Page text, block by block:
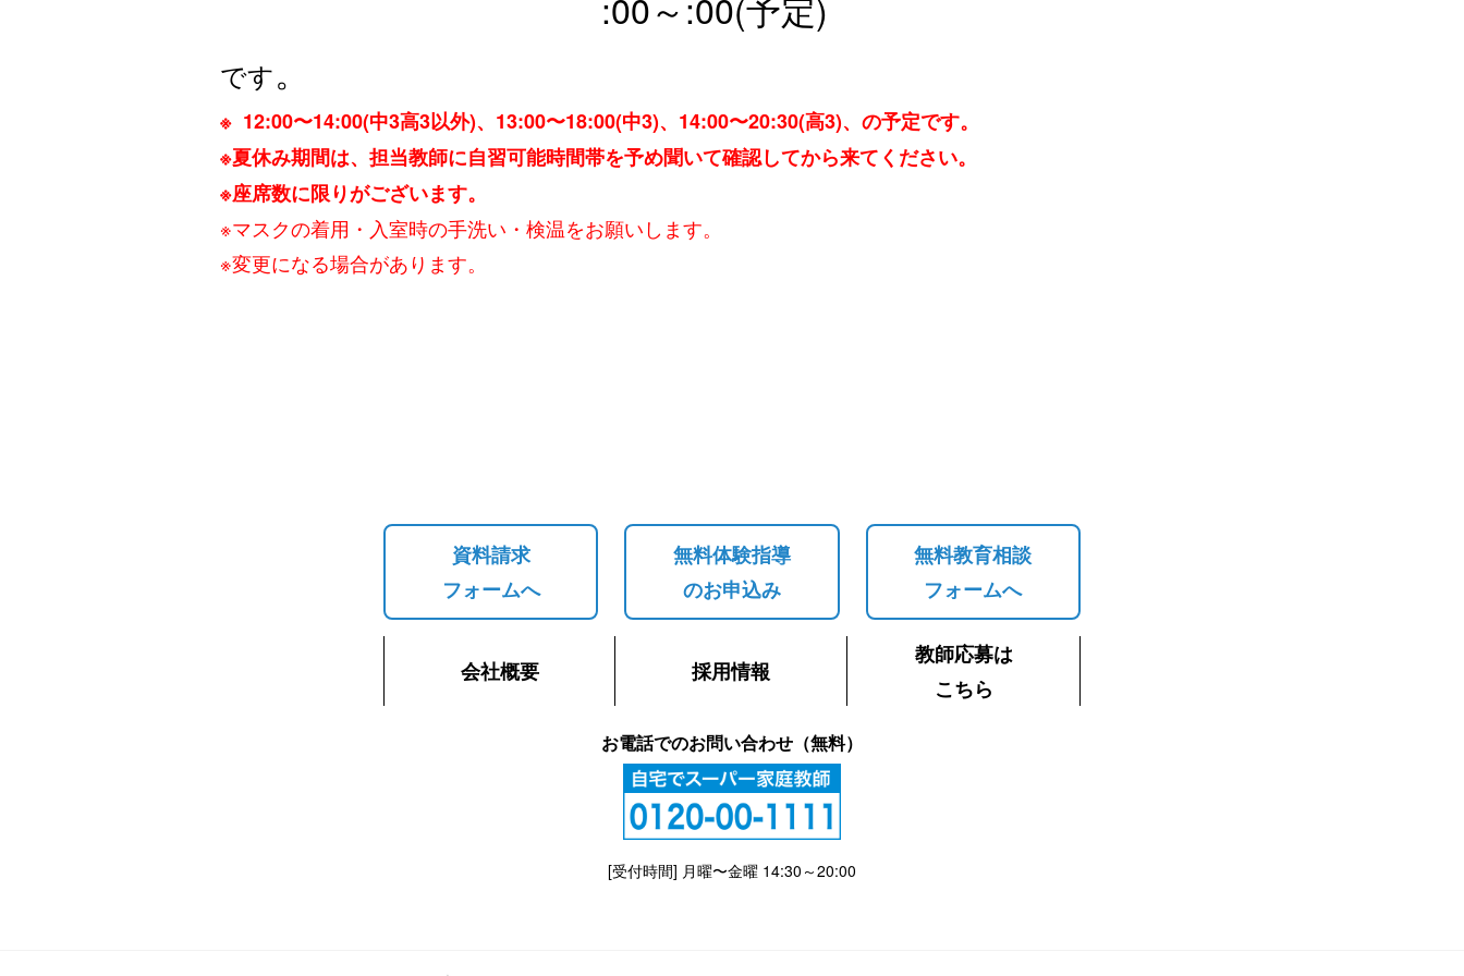
です。
※ 12:00〜14:00(中3高3以外)、13:00〜18:00(中3)、14:00〜20:30(高3)、の予定です。
※夏休み期間は、担当教師に自習可能時間帯を予め聞いて確認してから来てください。
※座席数に限りがございます。
※マスクの着用・入室時の手洗い・検温をお願いします。
※変更になる場合があります。
資料請求
フォームへ
無料体験指導
のお申込み
無料教育相談
フォームへ
会社概要 採用情報
教師応募は
こちら
お電話でのお問い合わせ（無料）
[受付時間] 月曜〜金曜 14:30～20:00